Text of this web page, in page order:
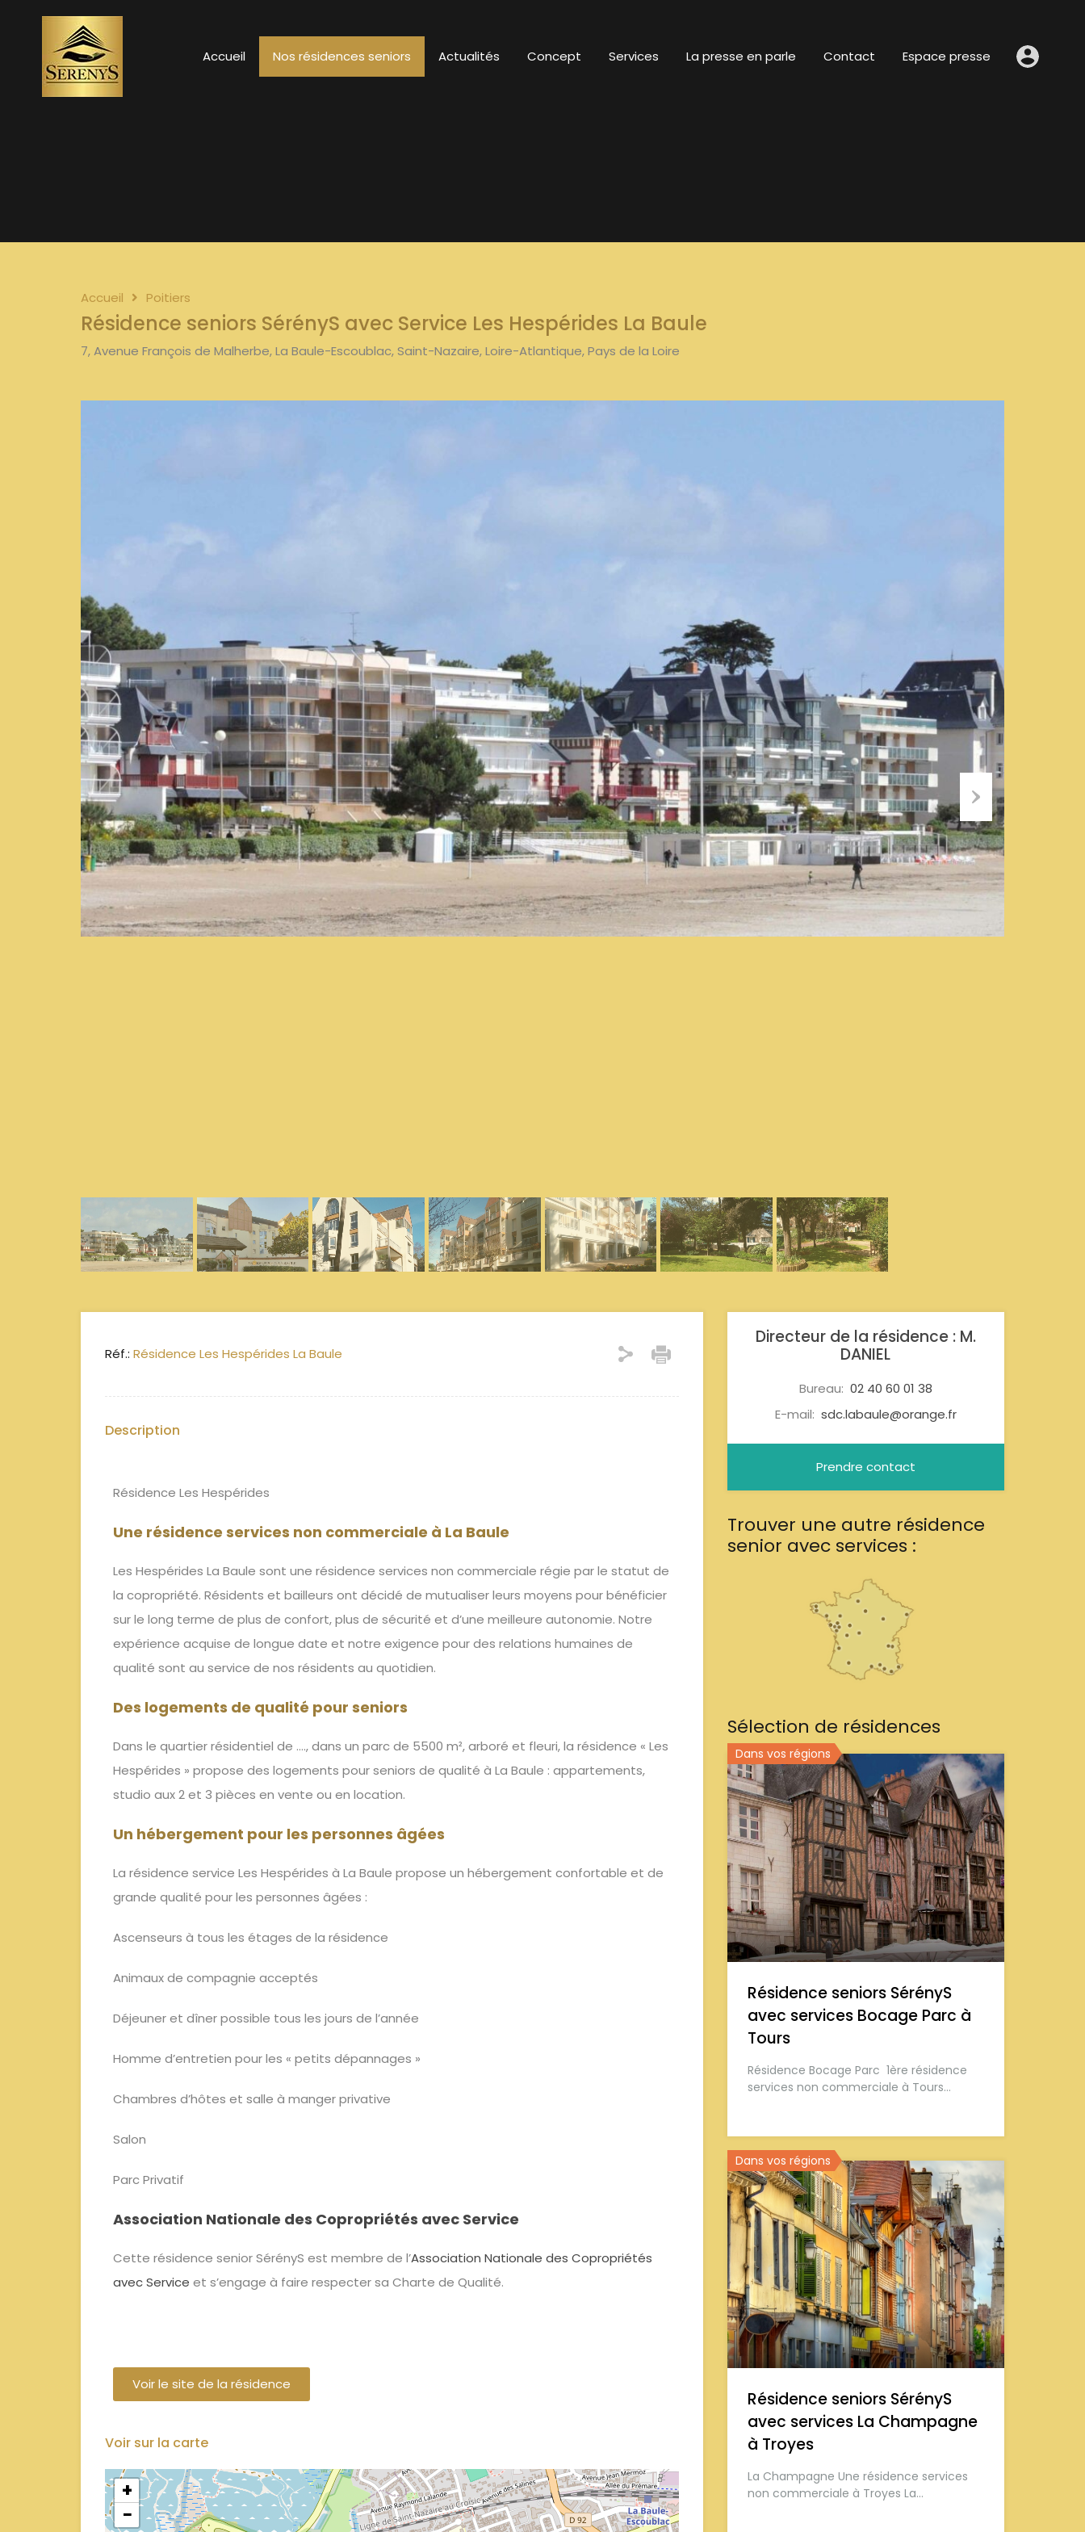
Accueil Nos résidences seniors Actualités Concept Services La presse en parle Contact Espace presse
Accueil Poitiers
Résidence seniors SérényS avec Service Les Hespérides La Baule
7, Avenue François de Malherbe, La Baule-Escoublac, Saint-Nazaire, Loire-Atlantique, Pays de la Loire
Réf.: Résidence Les Hespérides La Baule
Description
Résidence Les Hespérides
Une résidence services non commerciale à La Baule
Les Hespérides La Baule sont une résidence services non commerciale régie par le statut de
la copropriété. Résidents et bailleurs ont décidé de mutualiser leurs moyens pour bénéficier
sur le long terme de plus de confort, plus de sécurité et d’une meilleure autonomie. Notre
expérience acquise de longue date et notre exigence pour des relations humaines de
qualité sont au service de nos résidents au quotidien.
Des logements de qualité pour seniors
Dans le quartier résidentiel de …., dans un parc de 5500 m², arboré et fleuri, la résidence « Les
Hespérides » propose des logements pour seniors de qualité à La Baule : appartements,
studio aux 2 et 3 pièces en vente ou en location.
Un hébergement pour les personnes âgées
La résidence service Les Hespérides à La Baule propose un hébergement confortable et de
grande qualité pour les personnes âgées :
Ascenseurs à tous les étages de la résidence
Animaux de compagnie acceptés
Déjeuner et dîner possible tous les jours de l’année
Homme d’entretien pour les « petits dépannages »
Chambres d’hôtes et salle à manger privative
Salon
Parc Privatif
Association Nationale des Copropriétés avec Service
Cette résidence senior SérényS est membre de l’Association Nationale des Copropriétés
avec Service et s’engage à faire respecter sa Charte de Qualité.
Voir le site de la résidence
Voir sur la carte
+
−
Directeur de la résidence : M.
DANIEL
Bureau: 02 40 60 01 38
E-mail: sdc.labaule@orange.fr
Prendre contact
Trouver une autre résidence
senior avec services :
Sélection de résidences
Dans vos régions
Résidence seniors SérényS
avec services Bocage Parc à
Tours
Résidence Bocage Parc 1ère résidence
services non commerciale à Tours…
Dans vos régions
Résidence seniors SérényS
avec services La Champagne
à Troyes
La Champagne Une résidence services
non commerciale à Troyes La…